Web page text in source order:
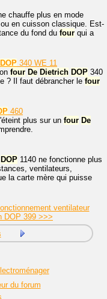
chauffe plus en mode
en cuisson classique. Est-
du fond du four qui a
DOP 340 WE 11
four De Dietrich DOP 340
? Il faut débrancher le four
460
plus sur un four De
DOP 1140 ne fonctionne plus
ventilateurs,
la carte mère qui puisse
ventilateur
DOP 399 >>>
du forum